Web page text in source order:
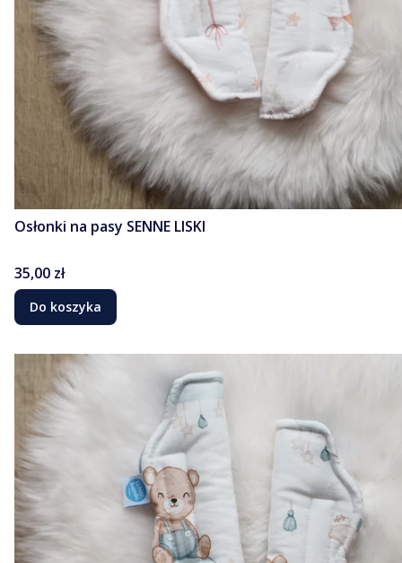
Osłonki na pasy SENNE LISKI
Cena
35,00 zł
Do koszyka